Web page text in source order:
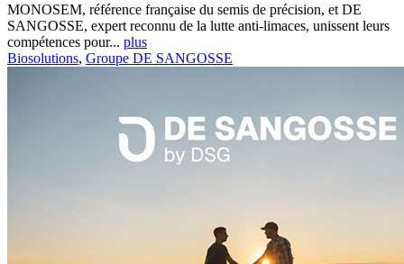
MONOSEM, référence française du semis de précision, et DE
SANGOSSE, expert reconnu de la lutte anti-limaces, unissent leurs
compétences pour... plus
Biosolutions, Groupe DE SANGOSSE